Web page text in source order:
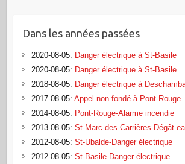
Dans les années passées
2020-08-05: Danger électrique à St-Basile
2020-08-05: Danger électrique à St-Basile
2018-08-05: Danger électrique à
2017-08-05: Appel non fondé à Pont-Rouge
2014-08-05: Pont-Rouge-Alarme incendie
2013-08-05: St-Marc-des-Carrières-Dégât
2012-08-05: St-Ubalde-Danger électrique
2012-08-05: St-Basile-Danger électrique